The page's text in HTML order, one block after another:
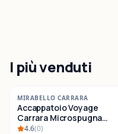
I più venduti
-42%
SALDI
MIRABELLO CARRARA
Accappatoio Voyage
Carrara Microspugna
Cotone
4.6(0)